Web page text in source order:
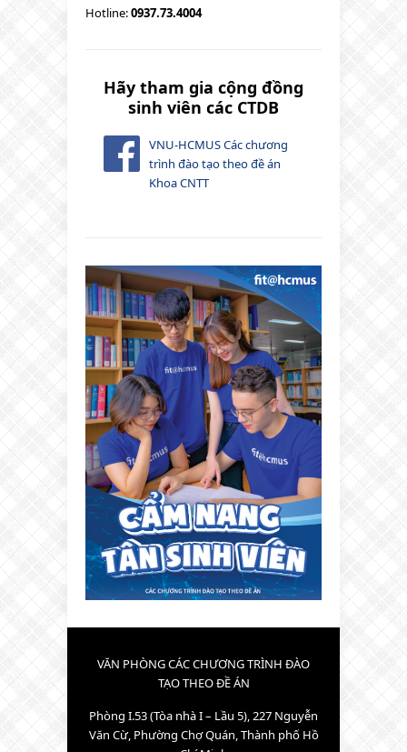
Hotline:0937.73.4004
Hãy tham gia cộng đồng
sinh viên các CTDB
VNU-HCMUS Các chương
trình đào tạo theo đề án
Khoa CNTT
VĂN PHÒNG CÁC CHƯƠNG TRÌNH ĐÀO
TẠO THEO ĐỀ ÁN
Phòng I.53 (Tòa nhà I – Lầu 5), 227 Nguyễn
Văn Cừ, Phường Chợ Quán, Thành phố Hồ